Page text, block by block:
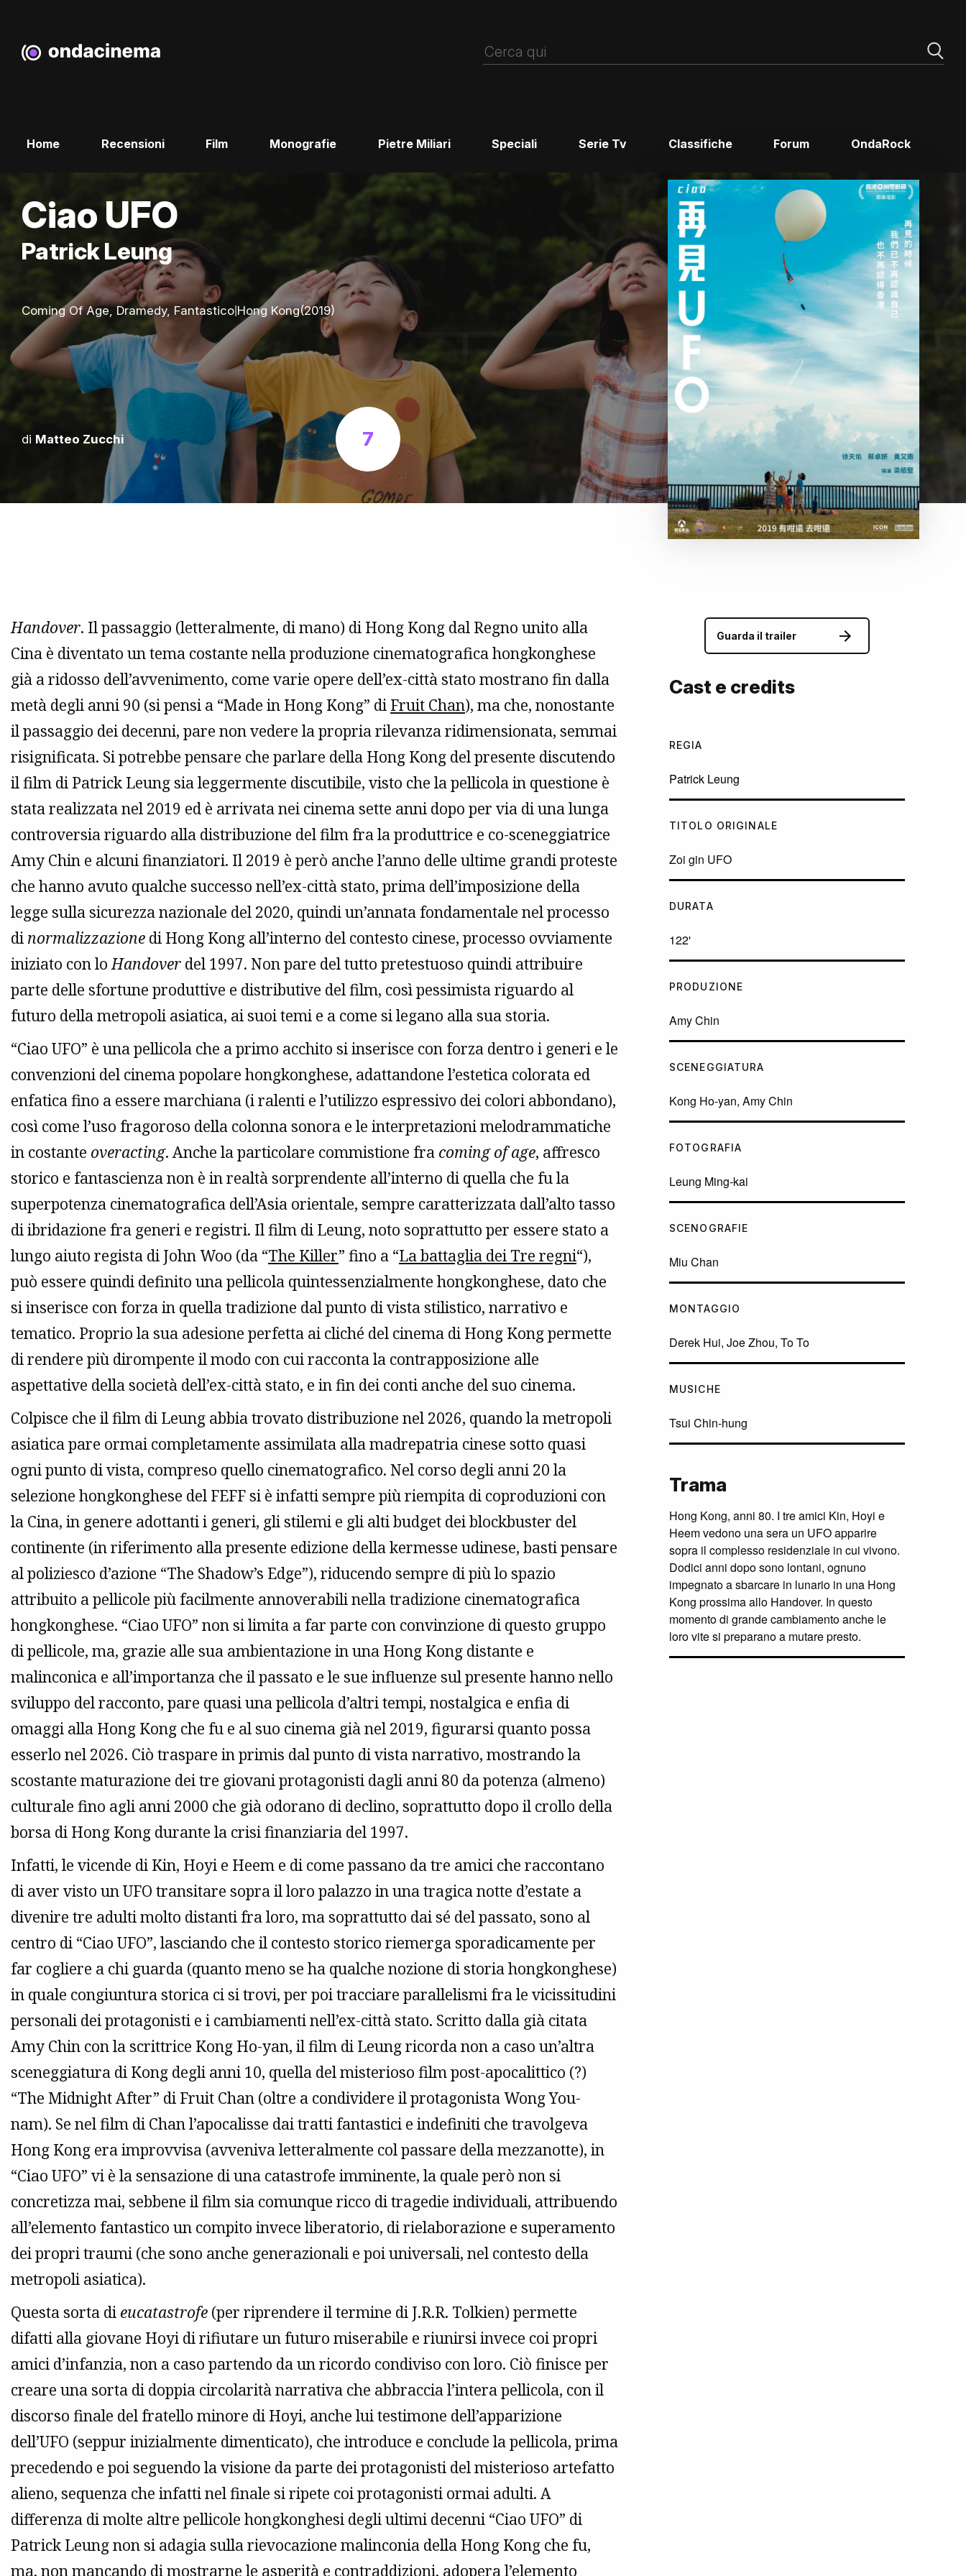
Home Recensioni Film Monografie Pietre Miliari Speciali Serie Tv Classifiche Forum OndaRock
Ciao UFO
Patrick Leung
Coming Of Age, Dramedy, Fantastico|Hong Kong(2019)
di Matteo Zucchi 7
Handover. Il passaggio (letteralmente, di mano) di Hong Kong dal Regno unito alla
Cina è diventato un tema costante nella produzione cinematografica hongkonghese
già a ridosso dell’avvenimento, come varie opere dell’ex-città stato mostrano fin dalla
metà degli anni 90 (si pensi a “Made in Hong Kong” di Fruit Chan), ma che, nonostante
il passaggio dei decenni, pare non vedere la propria rilevanza ridimensionata, semmai
risignificata. Si potrebbe pensare che parlare della Hong Kong del presente discutendo
il film di Patrick Leung sia leggermente discutibile, visto che la pellicola in questione è
stata realizzata nel 2019 ed è arrivata nei cinema sette anni dopo per via di una lunga
controversia riguardo alla distribuzione del film fra la produttrice e co-sceneggiatrice
Amy Chin e alcuni finanziatori. Il 2019 è però anche l’anno delle ultime grandi proteste
che hanno avuto qualche successo nell’ex-città stato, prima dell’imposizione della
legge sulla sicurezza nazionale del 2020, quindi un’annata fondamentale nel processo
di normalizzazione di Hong Kong all’interno del contesto cinese, processo ovviamente
iniziato con loHandover del 1997. Non pare del tutto pretestuoso quindi attribuire
parte delle sfortune produttive e distributive del film, così pessimista riguardo al
futuro della metropoli asiatica, ai suoi temi e a come si legano alla sua storia.
“Ciao UFO” è una pellicola che a primo acchito si inserisce con forza dentro i generi e le
convenzioni del cinema popolare hongkonghese, adattandone l’estetica colorata ed
enfatica fino a essere marchiana (i ralenti e l’utilizzo espressivo dei colori abbondano),
così come l’uso fragoroso della colonna sonora e le interpretazioni melodrammatiche
in costante overacting. Anche la particolare commistione fra coming of age, affresco
storico e fantascienza non è in realtà sorprendente all’interno di quella che fu la
superpotenza cinematografica dell’Asia orientale, sempre caratterizzata dall’alto tasso
di ibridazione fra generi e registri. Il film di Leung, noto soprattutto per essere stato a
lungo aiuto regista di John Woo (da “The Killer” fino a “La battaglia dei Tre regni“),
può essere quindi definito una pellicola quintessenzialmente hongkonghese, dato che
si inserisce con forza in quella tradizione dal punto di vista stilistico, narrativo e
tematico. Proprio la sua adesione perfetta ai cliché del cinema di Hong Kong permette
di rendere più dirompente il modo con cui racconta la contrapposizione alle
aspettative della società dell’ex-città stato, e in fin dei conti anche del suo cinema.
Colpisce che il film di Leung abbia trovato distribuzione nel 2026, quando la metropoli
asiatica pare ormai completamente assimilata alla madrepatria cinese sotto quasi
ogni punto di vista, compreso quello cinematografico. Nel corso degli anni 20 la
selezione hongkonghese del FEFF si è infatti sempre più riempita di coproduzioni con
la Cina, in genere adottanti i generi, gli stilemi e gli alti budget dei blockbuster del
continente (in riferimento alla presente edizione della kermesse udinese, basti pensare
al poliziesco d’azione “The Shadow’s Edge”), riducendo sempre di più lo spazio
attribuito a pellicole più facilmente annoverabili nella tradizione cinematografica
hongkonghese. “Ciao UFO” non si limita a far parte con convinzione di questo gruppo
di pellicole, ma, grazie alle sua ambientazione in una Hong Kong distante e
malinconica e all’importanza che il passato e le sue influenze sul presente hanno nello
sviluppo del racconto, pare quasi una pellicola d’altri tempi, nostalgica e enfia di
omaggi alla Hong Kong che fu e al suo cinema già nel 2019, figurarsi quanto possa
esserlo nel 2026. Ciò traspare in primis dal punto di vista narrativo, mostrando la
scostante maturazione dei tre giovani protagonisti dagli anni 80 da potenza (almeno)
culturale fino agli anni 2000 che già odorano di declino, soprattutto dopo il crollo della
borsa di Hong Kong durante la crisi finanziaria del 1997.
Infatti, le vicende di Kin, Hoyi e Heem e di come passano da tre amici che raccontano
di aver visto un UFO transitare sopra il loro palazzo in una tragica notte d’estate a
divenire tre adulti molto distanti fra loro, ma soprattutto dai sé del passato, sono al
centro di “Ciao UFO”, lasciando che il contesto storico riemerga sporadicamente per
far cogliere a chi guarda (quanto meno se ha qualche nozione di storia hongkonghese)
in quale congiuntura storica ci si trovi, per poi tracciare parallelismi fra le vicissitudini
personali dei protagonisti e i cambiamenti nell’ex-città stato. Scritto dalla già citata
Amy Chin con la scrittrice Kong Ho-yan, il film di Leung ricorda non a caso un’altra
sceneggiatura di Kong degli anni 10, quella del misterioso film post-apocalittico (?)
“The Midnight After” di Fruit Chan (oltre a condividere il protagonista Wong You-
nam). Se nel film di Chan l’apocalisse dai tratti fantastici e indefiniti che travolgeva
Hong Kong era improvvisa (avveniva letteralmente col passare della mezzanotte), in
“Ciao UFO” vi è la sensazione di una catastrofe imminente, la quale però non si
concretizza mai, sebbene il film sia comunque ricco di tragedie individuali, attribuendo
all’elemento fantastico un compito invece liberatorio, di rielaborazione e superamento
dei propri traumi (che sono anche generazionali e poi universali, nel contesto della
metropoli asiatica).
Questa sorta di eucatastrofe (per riprendere il termine di J.R.R. Tolkien) permette
difatti alla giovane Hoyi di rifiutare un futuro miserabile e riunirsi invece coi propri
amici d’infanzia, non a caso partendo da un ricordo condiviso con loro. Ciò finisce per
creare una sorta di doppia circolarità narrativa che abbraccia l’intera pellicola, con il
discorso finale del fratello minore di Hoyi, anche lui testimone dell’apparizione
dell’UFO (seppur inizialmente dimenticato), che introduce e conclude la pellicola, prima
precedendo e poi seguendo la visione da parte dei protagonisti del misterioso artefatto
alieno, sequenza che infatti nel finale si ripete coi protagonisti ormai adulti. A
differenza di molte altre pellicole hongkonghesi degli ultimi decenni “Ciao UFO” di
Patrick Leung non si adagia sulla rievocazione malinconia della Hong Kong che fu,
ma, non mancando di mostrarne le asperità e contraddizioni, adopera l’elemento
Guarda il trailer
Cast e credits
REGIA
Patrick Leung
TITOLO ORIGINALE
Zoi gin UFO
DURATA
122'
PRODUZIONE
Amy Chin
SCENEGGIATURA
Kong Ho-yan, Amy Chin
FOTOGRAFIA
Leung Ming-kai
SCENOGRAFIE
Miu Chan
MONTAGGIO
Derek Hui, Joe Zhou, To To
MUSICHE
Tsui Chin-hung
Trama
Hong Kong, anni 80. I tre amici Kin, Hoyi e
Heem vedono una sera un UFO apparire
sopra il complesso residenziale in cui vivono.
Dodici anni dopo sono lontani, ognuno
impegnato a sbarcare in lunario in una Hong
Kong prossima allo Handover. In questo
momento di grande cambiamento anche le
loro vite si preparano a mutare presto.